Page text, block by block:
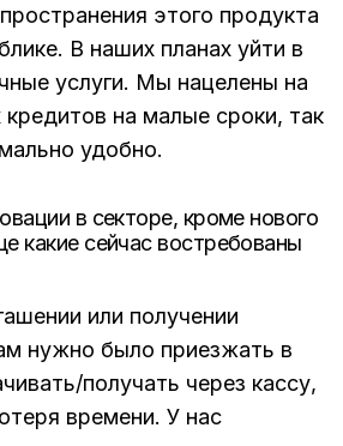
этого продукта
В наших планах уйти в
услуги. Мы нацелены на
на малые сроки, так
удобно.
в секторе, кроме нового
какие сейчас востребованы
или получении
нужно было приезжать в
получать через кассу,
времени. У нас